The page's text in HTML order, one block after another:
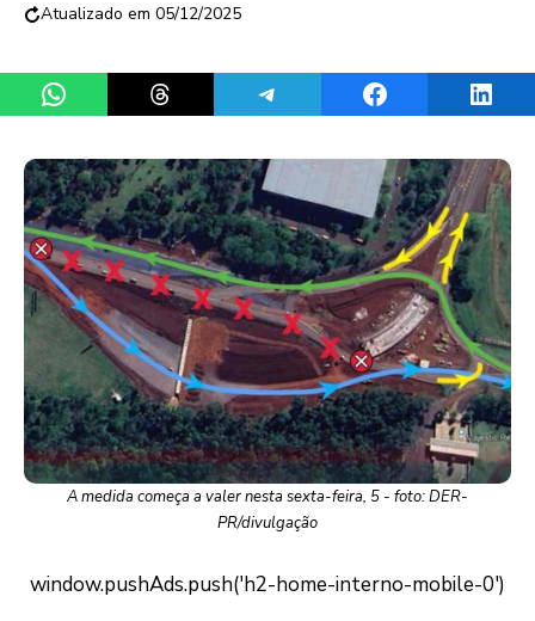
05/12/2025
Share on WhatsAppShare on ThreadsShare on TelegramShare on Facebook
A medida começa a valer nesta sexta-feira, 5 - foto: DER-
PR/divulgação